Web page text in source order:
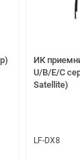
ИК
U/B/E/C
Satellite)
LF-DX8